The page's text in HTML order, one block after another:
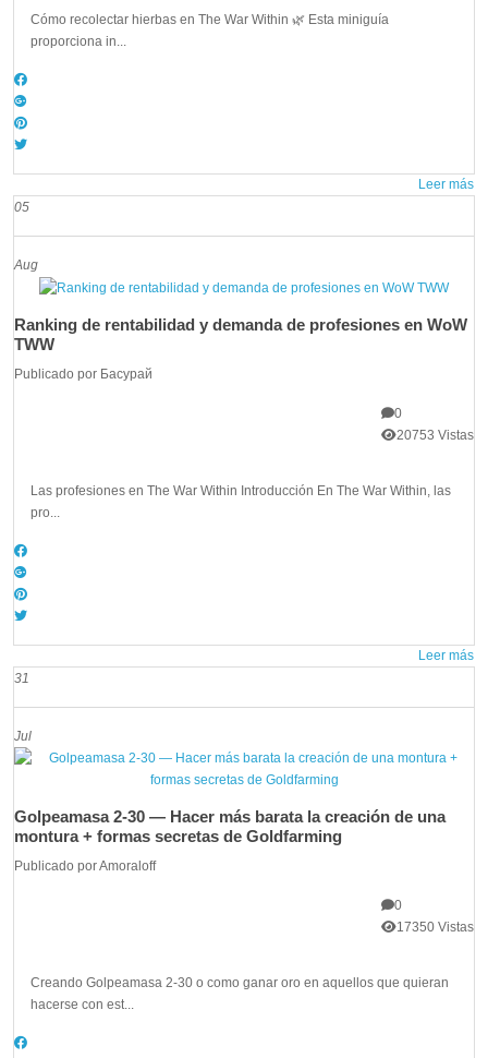
Cómo recolectar hierbas en The War Within 🌿 Esta miniguía
proporciona in...
Leer más
05
Aug
Ranking de rentabilidad y demanda de profesiones en WoW
TWW
Publicado por Басурай
0
20753 Vistas
Las profesiones en The War Within Introducción En The War Within, las
pro...
Leer más
31
Jul
Golpeamasa 2-30 — Hacer más barata la creación de una
montura + formas secretas de Goldfarming
Publicado porAmoraloff
0
17350 Vistas
Creando Golpeamasa 2-30 o como ganar oro en aquellos que quieran
hacerse con est...